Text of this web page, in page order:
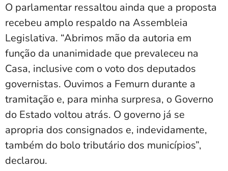
O parlamentar ressaltou ainda que a proposta
recebeu amplo respaldo na Assembleia
Legislativa. “Abrimos mão da autoria em
função da unanimidade que prevaleceu na
Casa, inclusive com o voto dos deputados
governistas. Ouvimos a Femurn durante a
tramitação e, para minha surpresa, o Governo
do Estado voltou atrás. O governo já se
apropria dos consignados e, indevidamente,
também do bolo tributário dos municípios”,
declarou.